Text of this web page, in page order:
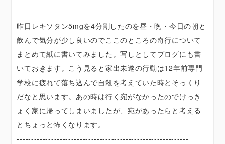
昨日レキソタン5mgを4分割したのを昼・晩・今日の朝と
飲んで気分が少し良いのでここのところの奇行について
まとめて紙に書いてみました。写しとしてブログにも書
いておきます。こう見ると家出未遂の行動は12年前専門
学校に疲れて落ち込んで自殺を考えていた時とそっくり
だなと思います。あの時は行く宛がなかったのでけっき
ょく家に帰ってしまいましたが、宛があったらと考える
とちょっと怖くなります。
------------------------------------------------------------